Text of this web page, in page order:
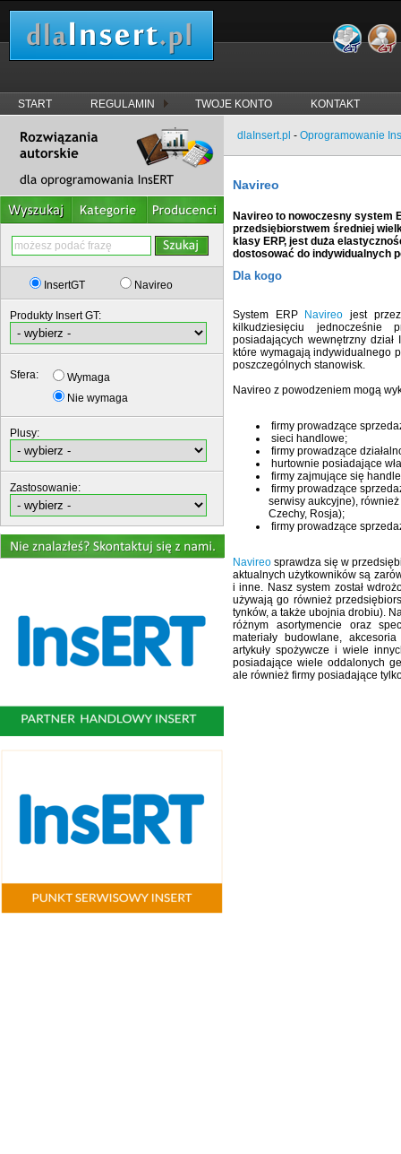
START REGULAMIN TWOJE KONTO KONTAKT
InsertGT Navireo
Produkty Insert GT:
Sfera:
Wymaga
Nie wymaga
Plusy:
Zastosowanie:
dlaInsert.pl - Oprogramowanie
Navireo
Navireo to nowoczesny system
przedsiębiorstwem średniej
klasy ERP, jest duża
dostosować do indywidualnych
Dla kogo
System ERP Navireo jest
kilkudziesięciu jednocześnie
posiadających wewnętrzny
które wymagają indywidualnego
poszczególnych stanowisk.
Navireo z powodzeniem mogą
firmy prowadzące
sieci handlowe;
firmy prowadzące
hurtownie posiadające
firmy zajmujące się
firmy prowadzące
serwisy aukcyjne),
Czechy, Rosja);
firmy prowadzące
Navireo sprawdza się w
aktualnych użytkowników są
i inne. Nasz system został
używają go również
tynków, a także ubojnia drobiu).
różnym asortymencie oraz
materiały budowlane,
artykuły spożywcze i wiele
posiadające wiele oddalonych
ale również firmy posiadające